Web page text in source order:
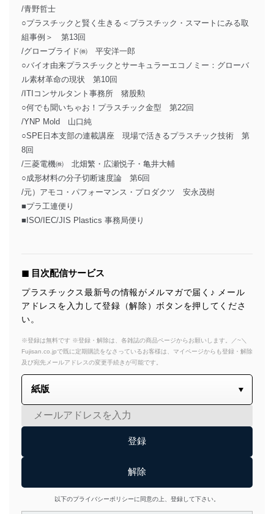
/青野哲士
○プラスチックと賢く生きる＜プラスチック・スマートにみる取
組事例＞ 第13回
/グローブライド㈱ 平安洋一郎
○バイオ由来プラスチックとサーキュラーエコノミー：グローバ
ル素材革命の現状 第10回
/ITIコンサルタント事務所 猪股勲
○何でも聞いちゃお！プラスチック金型 第22回
/YNP Mold 山口純
○SPE日本支部の連載講座 現場で活きるプラスチック技術 第
8回
/三菱電機㈱ 北畑繁・広瀬悦子・亀井大輔
○成形材料の分子切断速度論 第6回
/元）アモコ・パフォーマンス・プロダクツ 安永茂樹
■プラ工連便り
■ISO/IEC/JIS Plastics 事務局便り
◼︎ 目次配信サービス
プラスチックス最新号の情報がメルマガで届く♪ メール
アドレスを入力して登録（解除）ボタンを押してくださ
い。
※登録は無料です ※登録・解除は、各雑誌の商品ページからお願いします。／~＼
Fujisan.co.jpで既に定期購読をなさっているお客様は、マイページからも登録・解除
及び宛先メールアドレスの変更手続きが可能です。
以下のプライバシーポリシーに同意の上、登録して下さい。